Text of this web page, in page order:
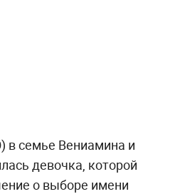
в семье Вениамина и
девочка, которой
о выборе имени